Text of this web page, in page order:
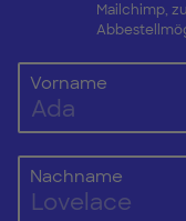
Mailchimp,
Vorname
Nachname